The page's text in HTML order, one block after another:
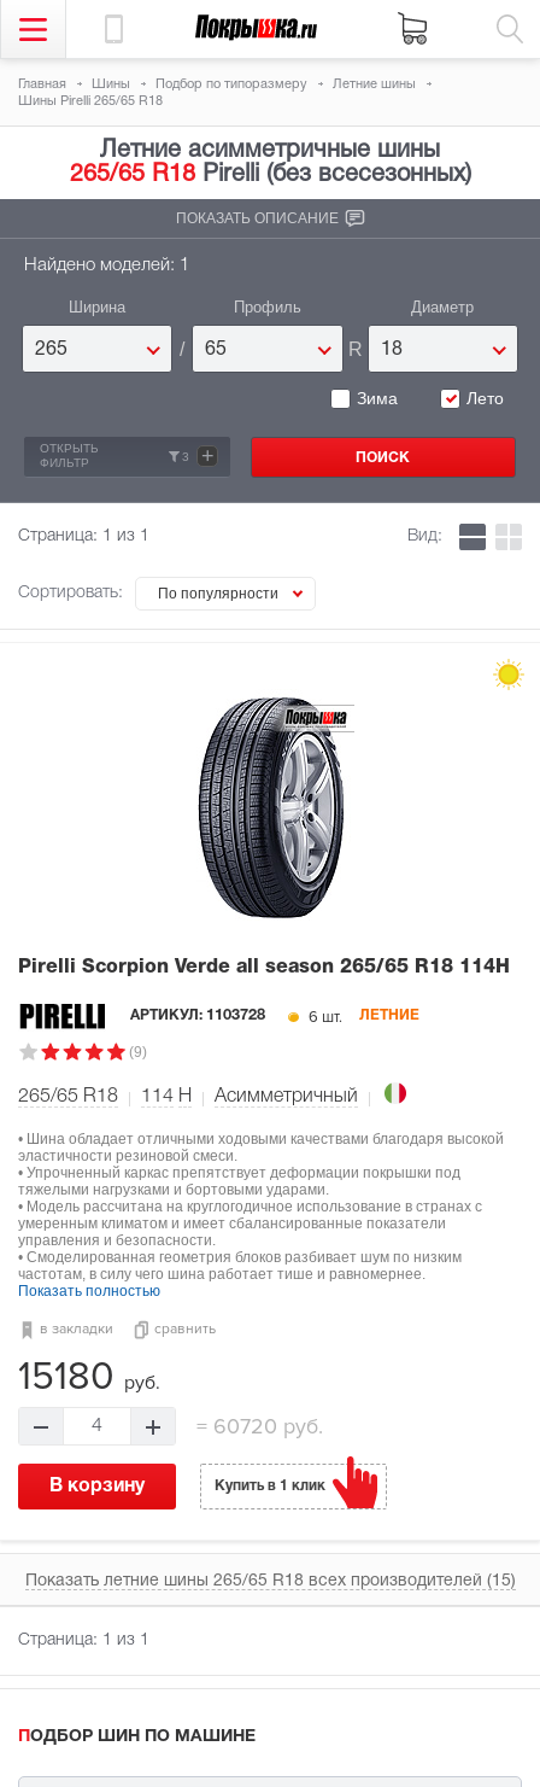
Главная Шины Подбор по типоразмеру
Летние шины
Шины Pirelli 265/65 R18
Летние асимметричные шины
265/65 R18Pirelli (без всесезонных)
ПОКАЗАТЬ ОПИСАНИЕ
Найдено моделей: 1
Ширина
265 /
Профиль
65 R
Диаметр
18
Зима Лето
ОТКРЫТЬ
ФИЛЬТР
3 +
Страница: 1 из 1
Сортировать: По популярности
Вид:
Pirelli Scorpion Verde all season 265/65 R18 114H
АРТИКУЛ: 1103728 6 шт. ЛЕТНИЕ
(9)
265/65 R18 114 H Асимметричный
• Шина обладает отличными ходовыми качествами благодаря высокой
эластичности резиновой смеси.
• Упрочненный каркас препятствует деформации покрышки под
тяжелыми нагрузками и бортовыми ударами.
• Модель рассчитана на круглогодичное использование в странах с
умеренным климатом и имеет сбалансированные показатели
управления и безопасности.
• Смоделированная геометрия блоков разбивает шум по низким
частотам, в силу чего шина работает тише и равномернее.
Показать полностью
в закладки сравнить
15180 руб.
4 = 60720 руб.
В корзину Купить в 1 клик
Показать летние шины 265/65 R18 всех производителей (15)
Страница: 1 из 1
ПОДБОР ШИН ПО МАШИНЕ